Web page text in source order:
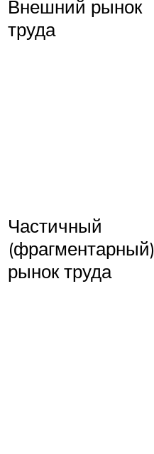
Внешний рынок
труда
Частичный
(фрагментарный)
рынок труда